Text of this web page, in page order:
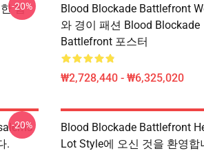
힘
-20%
Blood Blockade Battlefront
와 경이 패션 Blood Blockade
Battlefront 포스터
₩2,728,440 - ₩6,325,020
.
-20%
Blood Blockade Battlefront
Lot Style에 오신 것을 환영합